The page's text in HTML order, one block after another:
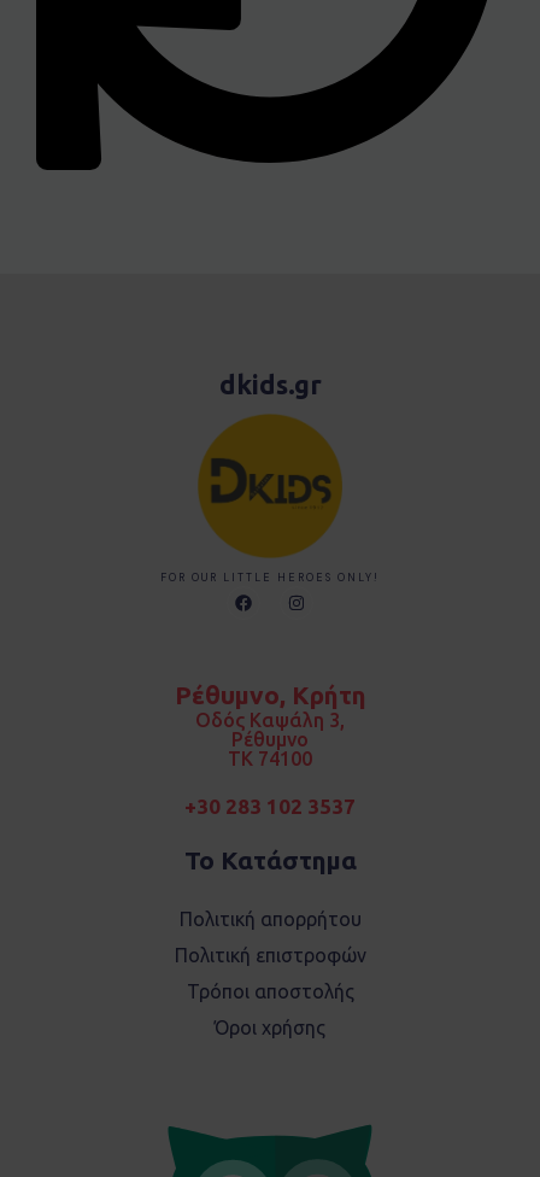
dkids.gr
FOR OUR LITTLE HEROES ONLY!
F
a
o
k
I
n
r
a
m
Ρέθυμνο, Κρήτη
Οδός Καψάλη 3,
Ρέθυμνο
TK 74100
+30 283 102 3537
Το Κατάστημα
Πολιτική απορρήτου
Πολιτική επιστροφών
Τρόποι αποστολής
Όροι χρήσης